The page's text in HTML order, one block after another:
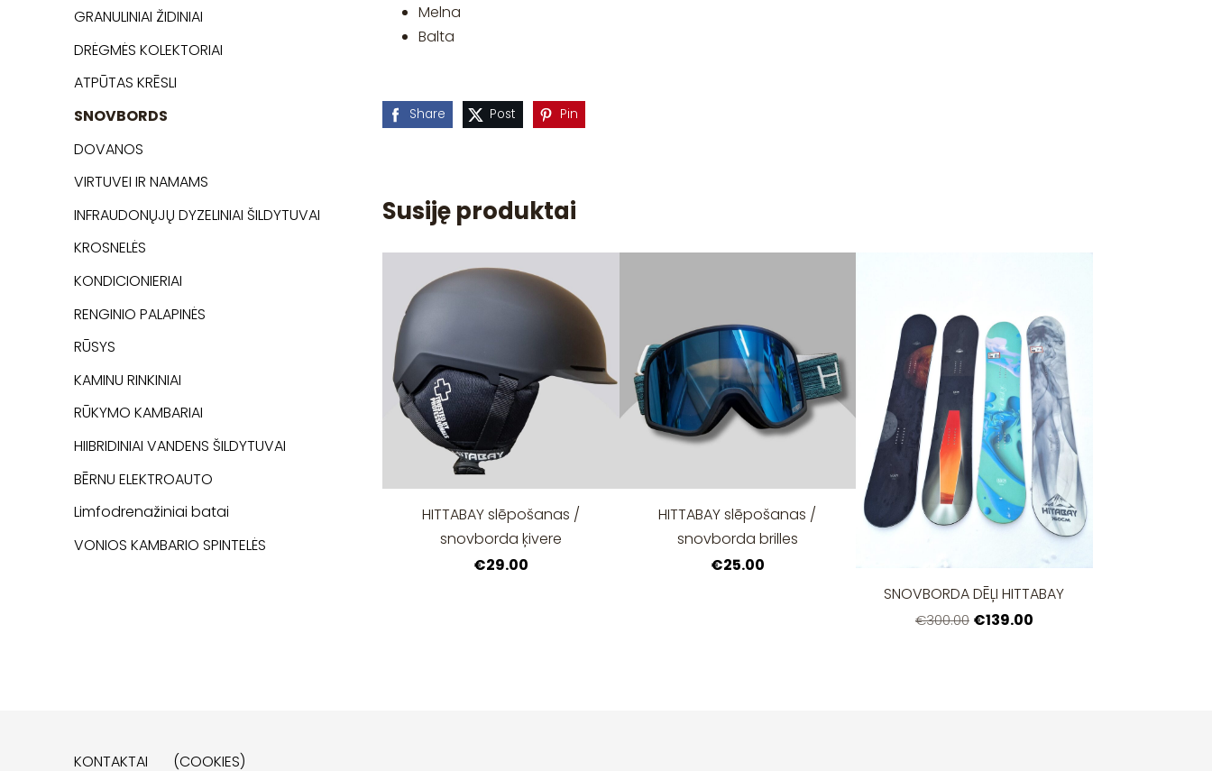
GRANULINIAI ŽIDINIAI
DRĖGMĖS KOLEKTORIAI
ATPŪTAS KRĒSLI
SNOVBORDS
DOVANOS
VIRTUVEI IR NAMAMS
INFRAUDONŲJŲ DYZELINIAI ŠILDYTUVAI
KROSNELĖS
KONDICIONIERIAI
RENGINIO PALAPINĖS
RŪSYS
KAMINU RINKINIAI
RŪKYMO KAMBARIAI
HIIBRIDINIAI VANDENS ŠILDYTUVAI
BĒRNU ELEKTROAUTO
Limfodrenažiniai batai
VONIOS KAMBARIO SPINTELĖS
Melna
Balta
Share Post Pin
Susiję produktai
HITTABAY slēpošanas /
snovborda ķivere
€29.00
HITTABAY slēpošanas /
snovborda brilles
€25.00
SNOVBORDA DĒĻI HITTABAY
€300.00 €139.00
KONTAKTAI (COOKIES)